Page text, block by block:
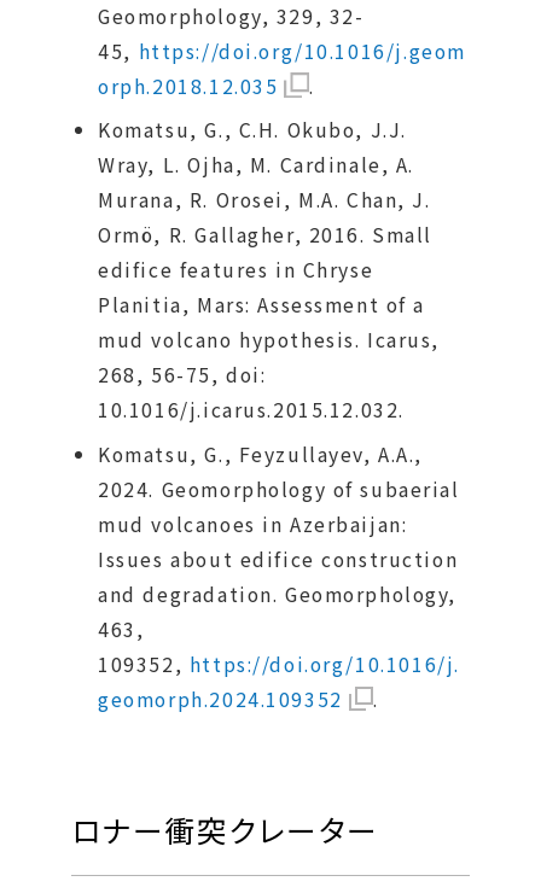
Geomorphology, 329, 32-
45, https://doi.org/10.1016/j.geom
orph.2018.12.035
.
Komatsu, G., C.H. Okubo, J.J.
Wray, L. Ojha, M. Cardinale, A.
Murana, R. Orosei, M.A. Chan, J.
Ormö, R. Gallagher, 2016. Small
edifice features in Chryse
Planitia, Mars: Assessment of a
mud volcano hypothesis. Icarus,
268, 56-75, doi:
10.1016/j.icarus.2015.12.032.
Komatsu, G., Feyzullayev, A.A.,
2024. Geomorphology of subaerial
mud volcanoes in Azerbaijan:
Issues about edifice construction
and degradation. Geomorphology,
463,
109352, https://doi.org/10.1016/j.
geomorph.2024.109352
.
ロナー衝突クレーター